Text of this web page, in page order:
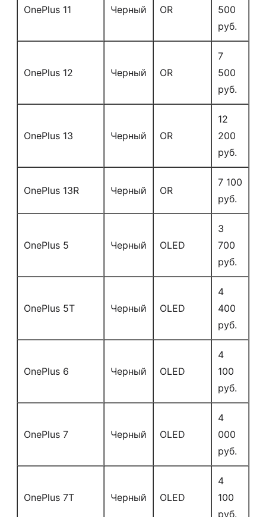
OnePlus 11 Черный OR
500
руб.
OnePlus 12 Черный OR
7
500
руб.
OnePlus 13 Черный OR
12
200
руб.
OnePlus 13R Черный OR
7 100
руб.
OnePlus 5 Черный OLED
3
700
руб.
OnePlus 5T Черный OLED
4
400
руб.
OnePlus 6 Черный OLED
4
100
руб.
OnePlus 7 Черный OLED
4
000
руб.
OnePlus 7T Черный OLED
4
100
руб.